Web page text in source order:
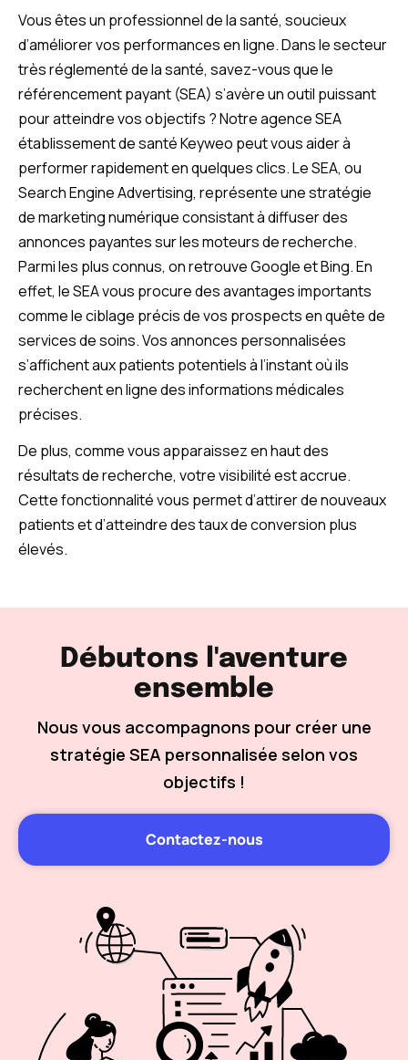
Vous êtes un professionnel de la santé, soucieux
d’améliorer vos performances en ligne. Dans le secteur
très réglementé de la santé, savez-vous que le
référencement payant (SEA) s’avère un outil puissant
pour atteindre vos objectifs ? Notre agence SEA
établissement de santé Keyweo peut vous aider à
performer rapidement en quelques clics. Le SEA, ou
Search Engine Advertising, représente une stratégie
de marketing numérique consistant à diffuser des
annonces payantes sur les moteurs de recherche.
Parmi les plus connus, on retrouve Google et Bing. En
effet, le SEA vous procure des avantages importants
comme le ciblage précis de vos prospects en quête de
services de soins. Vos annonces personnalisées
s’affichent aux patients potentiels à l’instant où ils
recherchent en ligne des informations médicales
précises.
De plus, comme vous apparaissez en haut des
résultats de recherche, votre visibilité est accrue.
Cette fonctionnalité vous permet d’attirer de nouveaux
patients et d’atteindre des taux de conversion plus
élevés.
Débutons l'aventure
ensemble
Nous vous accompagnons pour créer une
stratégie SEA personnalisée selon vos
objectifs !
Contactez-nous